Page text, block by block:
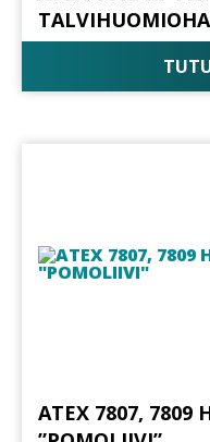
ATEX 7807, 7809